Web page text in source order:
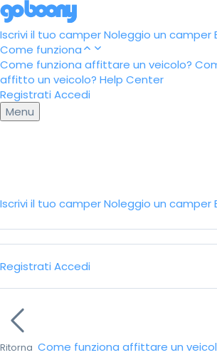
Iscrivi il tuo camperNoleggio un camper
Come funziona
Come funziona affittare un veicolo?
affitto un veicolo? Help Center
Registrati Accedi
Menu
Iscrivi il tuo camperNoleggio un camper
Registrati Accedi
Ritorna Come funziona affittare un